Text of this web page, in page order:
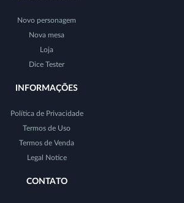
Novo personagem
Nova mesa
Loja
Dice Tester
INFORMAÇÕES
Política de Privacidade
Termos de Uso
Termos de Venda
Legal Notice
CONTATO